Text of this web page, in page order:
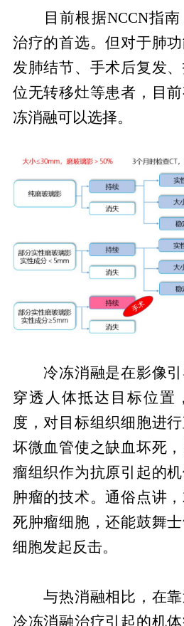
目前根据NCCN指南
治疗的首选。但对于肺
发肺结节、手术后复发
位无转移灶等患者，目
冻消融可以选择。
冷冻消融是在影像引
穿透人体抵达目标位置
度，对目标组织细胞进
坏微血管使之缺血坏死
瘤组织作为抗原引起的
肿瘤的技术。通俗点讲
死肿瘤细胞，还能鼓舞
细胞发起反击。
与热消融相比，在靠
冷冻消融治疗引起的机体